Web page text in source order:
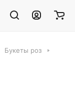
Букеты роз